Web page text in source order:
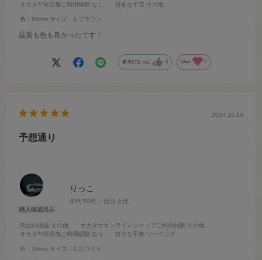
オカダヤ実店舗ご利用経験:なし 好きな手芸:その他
色：50mm サイズ：8.ブラウン
品質も色も良かったです！
参考になった 0 Like! 0
りっこ
年代:50代 性別:女性
商品の用途:その他 オカダヤオンラインショップご利用回数:その他
オカダヤ実店舗ご利用経験:あり 好きな手芸:ソーイング
色：38mm サイズ：2.ホワイト
2024.10.10
予想通り